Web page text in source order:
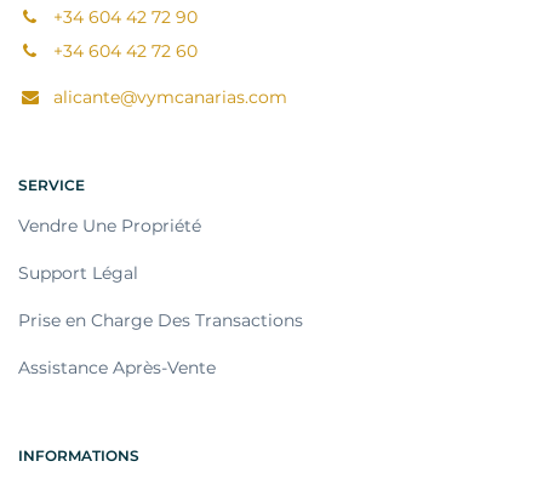
+34 604 42 72 90
+34 604 42 72 60
alicante@vymcanarias.com
SERVICE
Vendre Une Propriété
Support Légal
Prise en Charge Des Transactions
Assistance Après-Vente
INFORMATIONS